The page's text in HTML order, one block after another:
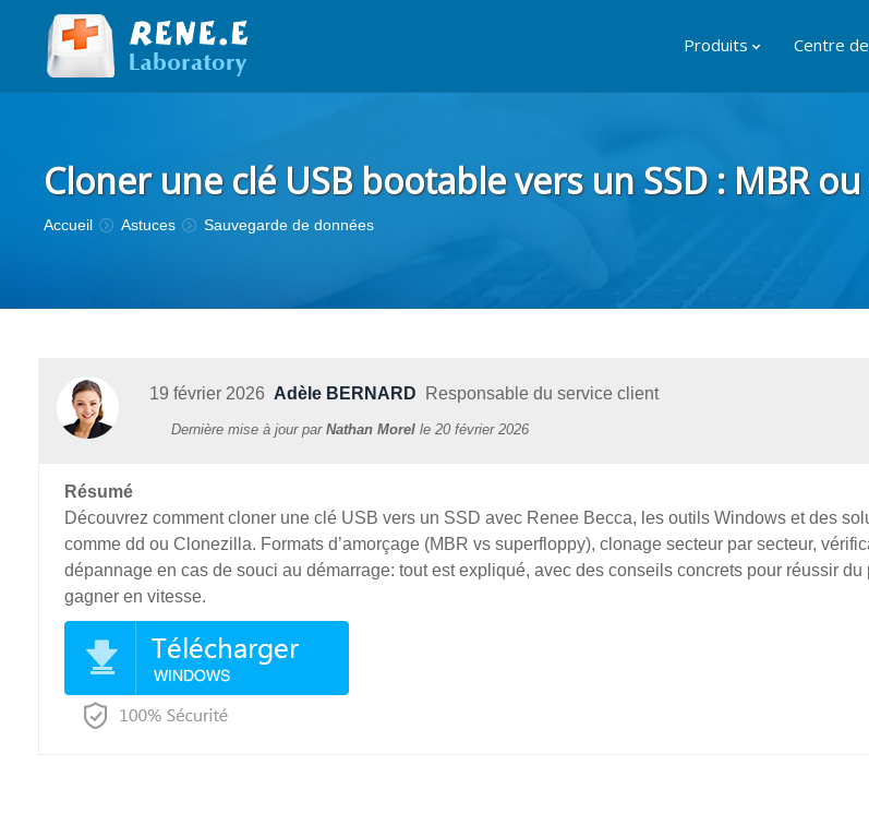
Produits Centre
Cloner une clé USB bootable vers un SSD : MBR
Vous êtes ici :
Accueil Astuces Sauvegarde de données
19 février 2026 Adèle BERNARD Responsable du service client
Dernière mise à jour par Nathan Morel le 20 février 2026
Résumé
Découvrez comment cloner une clé USB vers un SSD avec Renee Becca, les outils Windows et des
comme dd ou Clonezilla. Formats d’amorçage (MBR vs superfloppy), clonage secteur par secteur,
dépannage en cas de souci au démarrage: tout est expliqué, avec des conseils concrets pour réussir du
gagner en vitesse.